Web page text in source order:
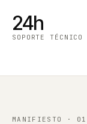
24h
SOPORTE TÉCNICO
MANIFIESTO · 01